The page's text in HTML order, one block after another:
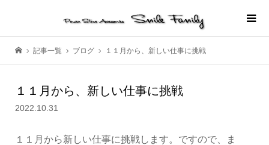
記事一覧 ブログ １１月から、新しい仕事に挑戦
１１月から、新しい仕事に挑戦
2022.10.31
１１月から新しい仕事に挑戦します。ですので、ま